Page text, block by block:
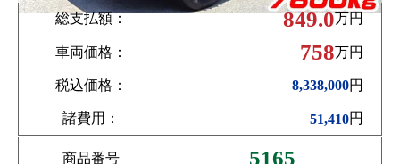
総支払額： 849.0万円
車両価格： 758万円
税込価格： 8,338,000円
諸費用： 51,410円
商品番号 5165